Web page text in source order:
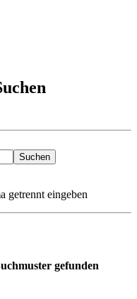
getrennt eingeben
gefunden